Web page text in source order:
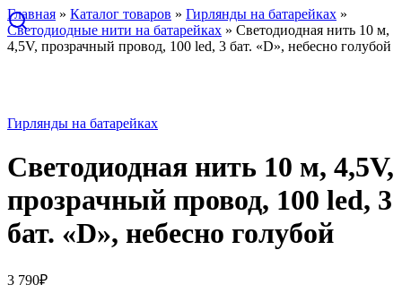
Главная » Каталог товаров » Гирлянды на батарейках »
Светодиодные нити на батарейках » Светодиодная нить 10 м,
4,5V, прозрачный провод, 100 led, 3 бат. «D», небесно голубой
Гирлянды на батарейках
Светодиодная нить 10 м, 4,5V,
прозрачный провод, 100 led, 3
бат. «D», небесно голубой
3 790₽